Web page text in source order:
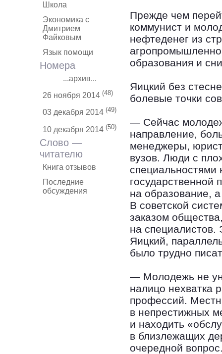
Школа
Экономика с
Дмитрием
Файковым
Язык помощи
Номера
...архив...
26 ноября 2014 (48)
03 декабря 2014 (49)
10 декабря 2014 (50)
Слово —
читателю
Книга отзывов
Последние
обсуждения
Прежде чем
коммунист и
нефтеденег из
образования и
Яицкий без
болевые точки
— Сейчас
направление,
менеджеры,
вузов. Люди с
специальностями
государственной
на образование,
В советской
заказом
на специалистов.
Яицкий,
было трудно
— Молодежь не
налицо нехватка
профессий.
в непрестижных
и находить
в близлежащих
очередной